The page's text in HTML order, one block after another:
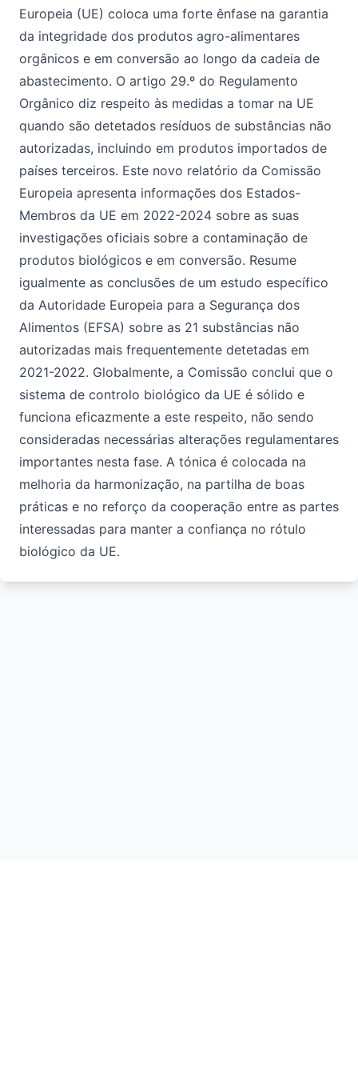
Europeia (UE) coloca uma forte ênfase na garantia
da integridade dos produtos agro-alimentares
orgânicos e em conversão ao longo da cadeia de
abastecimento. O artigo 29.º do Regulamento
Orgânico diz respeito às medidas a tomar na UE
quando são detetados resíduos de substâncias não
autorizadas, incluindo em produtos importados de
países terceiros. Este novo relatório da Comissão
Europeia apresenta informações dos Estados-
Membros da UE em 2022-2024 sobre as suas
investigações oficiais sobre a contaminação de
produtos biológicos e em conversão. Resume
igualmente as conclusões de um estudo específico
da Autoridade Europeia para a Segurança dos
Alimentos (EFSA) sobre as 21 substâncias não
autorizadas mais frequentemente detetadas em
2021-2022. Globalmente, a Comissão conclui que o
sistema de controlo biológico da UE é sólido e
funciona eficazmente a este respeito, não sendo
consideradas necessárias alterações regulamentares
importantes nesta fase. A tónica é colocada na
melhoria da harmonização, na partilha de boas
práticas e no reforço da cooperação entre as partes
interessadas para manter a confiança no rótulo
biológico da UE.